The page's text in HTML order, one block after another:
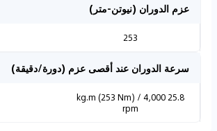
عزم الدوران (نيوتن-متر)
253
سرعة الدوران عند أقصى عزم (دورة/دقيقة)
25.8 kg.m (253 Nm) / 4,000
rpm